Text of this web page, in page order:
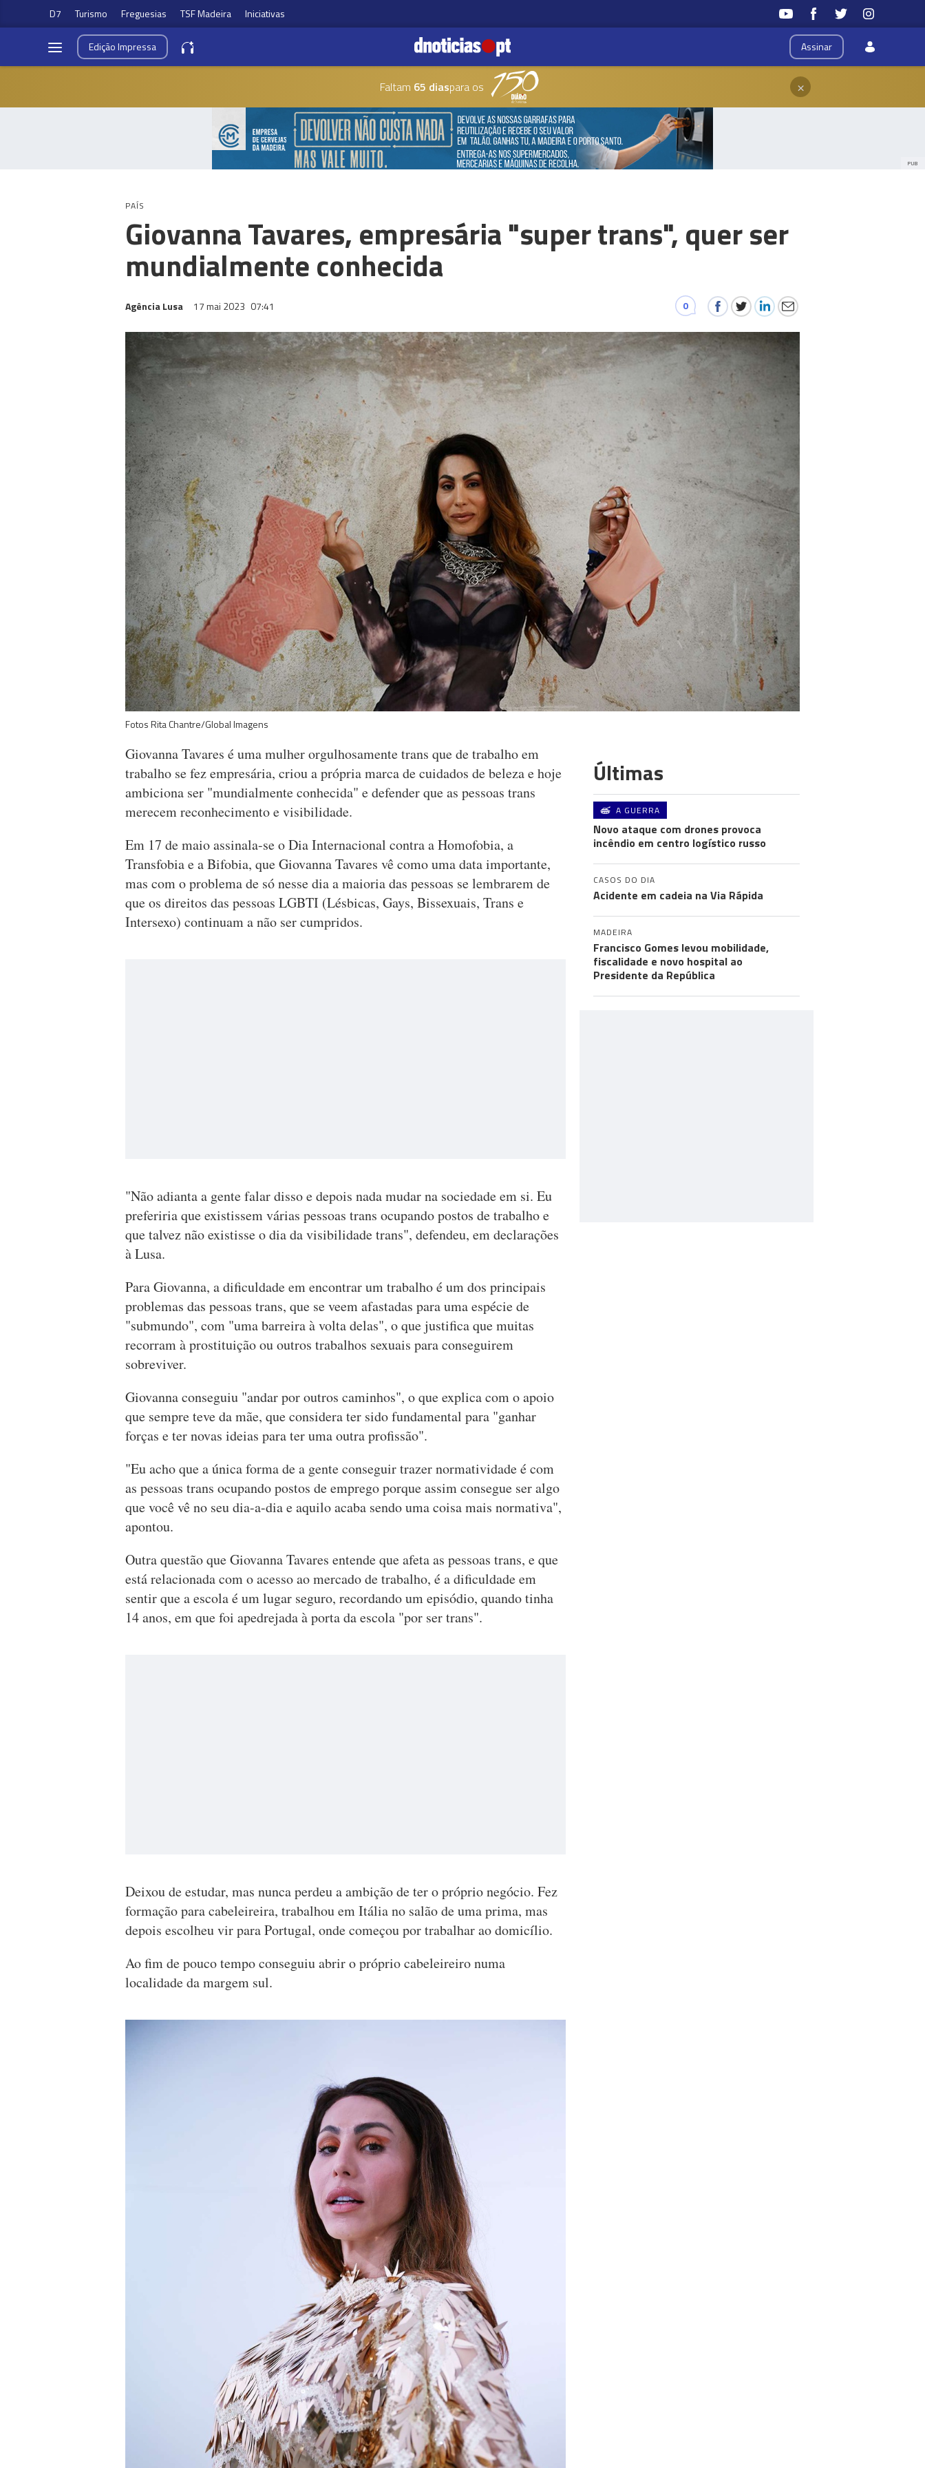
D7 Turismo Freguesias TSF Madeira Iniciativas
Assinar
EdiçãoImpressa
Faltam 65 diaspara os ×
PUB
PAÍS
Giovanna Tavares, empresária "super trans", quer ser
mundialmente conhecida
Agência Lusa 17 mai 2023 07:41 0
Fotos Rita Chantre/Global Imagens
Giovanna Tavares é uma mulher orgulhosamente trans que de trabalho em
trabalho se fez empresária, criou a própria marca de cuidados de beleza e hoje
ambiciona ser "mundialmente conhecida" e defender que as pessoas trans
merecem reconhecimento e visibilidade.
Em 17 de maio assinala-se o Dia Internacional contra a Homofobia, a
Transfobia e a Bifobia, que Giovanna Tavares vê como uma data importante,
mas com o problema de só nesse dia a maioria das pessoas se lembrarem de
que os direitos das pessoas LGBTI (Lésbicas, Gays, Bissexuais, Trans e
Intersexo) continuam a não ser cumpridos.
"Não adianta a gente falar disso e depois nada mudar na sociedade em si. Eu
preferiria que existissem várias pessoas trans ocupando postos de trabalho e
que talvez não existisse o dia da visibilidade trans", defendeu, em declarações
à Lusa.
Para Giovanna, a dificuldade em encontrar um trabalho é um dos principais
problemas das pessoas trans, que se veem afastadas para uma espécie de
"submundo", com "uma barreira à volta delas", o que justifica que muitas
recorram à prostituição ou outros trabalhos sexuais para conseguirem
sobreviver.
Giovanna conseguiu "andar por outros caminhos", o que explica com o apoio
que sempre teve da mãe, que considera ter sido fundamental para "ganhar
forças e ter novas ideias para ter uma outra profissão".
"Eu acho que a única forma de a gente conseguir trazer normatividade é com
as pessoas trans ocupando postos de emprego porque assim consegue ser algo
que você vê no seu dia-a-dia e aquilo acaba sendo uma coisa mais normativa",
apontou.
Outra questão que Giovanna Tavares entende que afeta as pessoas trans, e que
está relacionada com o acesso ao mercado de trabalho, é a dificuldade em
sentir que a escola é um lugar seguro, recordando um episódio, quando tinha
14 anos, em que foi apedrejada à porta da escola "por ser trans".
Deixou de estudar, mas nunca perdeu a ambição de ter o próprio negócio. Fez
formação para cabeleireira, trabalhou em Itália no salão de uma prima, mas
depois escolheu vir para Portugal, onde começou por trabalhar ao domicílio.
Ao fim de pouco tempo conseguiu abrir o próprio cabeleireiro numa
localidade da margem sul.
Últimas
A GUERRA
Novo ataque com drones provoca
incêndio em centro logístico russo
CASOS DO DIA
Acidente em cadeia na Via Rápida
MADEIRA
Francisco Gomes levou mobilidade,
fiscalidade e novo hospital ao
Presidente da República